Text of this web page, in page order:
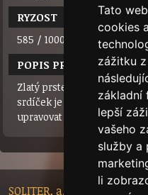
Tato
cookies
zážitku
základní
lepší
vašeho
služby a
li
RYZOST
585 / 1000 (14 karátů)
POPIS PRODUKTU
Zlatý prsten ze srdíček.
srdíček je 3mm.Krásná
upravovat velikost!
SOLITER, a.s. - Nádražní